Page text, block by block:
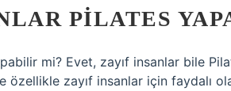
PILATES
mi? Evet, zayıf insanlar bile
özellikle zayıf insanlar için faydalı